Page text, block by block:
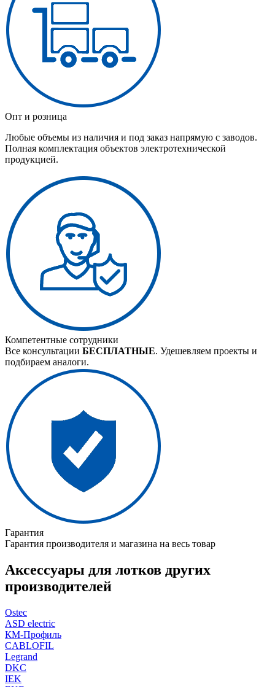
Опт и розница
Любые объемы из наличия и под заказ напрямую с заводов.
Полная комплектация объектов электротехнической
продукцией.
Компетентные сотрудники
Все консультации БЕСПЛАТНЫЕ. Удешевляем проекты и
подбираем аналоги.
Гарантия
Гарантия производителя и магазина на весь товар
Аксессуары для лотков других
производителей
Ostec
ASD electric
КМ-Профиль
CABLOFIL
Legrand
DKC
IEK